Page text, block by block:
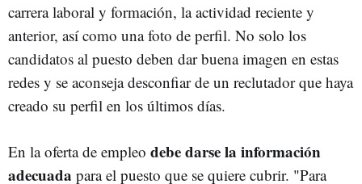
carrera laboral y formación, la actividad reciente y
anterior, así como una foto de perfil. No solo los
candidatos al puesto deben dar buena imagen en estas
redes y se aconseja desconfiar de un reclutador que haya
creado su perfil en los últimos días.
En la oferta de empleo debe darse la información
adecuada para el puesto que se quiere cubrir. "Para